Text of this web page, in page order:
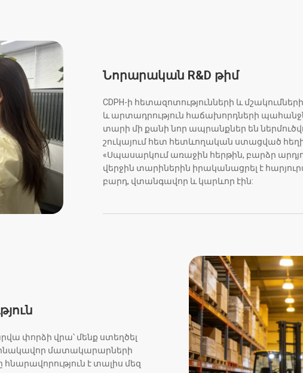
Նորարական R&D թիմ
CDPH-ի հետազոտությունների և
և արտադրություն հաճախորդների
տարի մի քանի նոր ապրանքներ են
շուկայում հետ հետևողական ստացված
«Սպասարկում առաջին հերթին, բարձր
վերջին տարիներին իրականացրել է
բարդ, վտանգավոր և կարևոր էին:
փորձի վրա՝ մենք ստեղծել
մատակարարների
է տալիս մեզ